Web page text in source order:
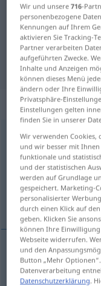
Deutsch-
"verzieren"
"verzieren"
verzierenv/t < ohne
Übersicht aller
(Für mehr Details die
decorar, adornar
decorar,adornar
Wir und unsere716-
personenbezogene
Kennungen auf Ihrem
aktivieren Sie Tracking-
Partner verarbeiten
aufgeführten Zwecke.
Inhalte und Anzeigen
können dieses Menü
ändern oder Ihre
Privatsphäre-
Einstellungen gelten
finden Sie in unserer
Wir verwenden Cookies,
und wir besser mit
funktionale und
und der statistischen
werden auf Grundlage
gespeichert. Marketing-
personalisierter
durch einen Klick auf
geben. Klicken Sie
können Ihre
Webseite widerrufen.
und den
Button „Mehr
Datenverarbeitung
Datenschutzerklärung.